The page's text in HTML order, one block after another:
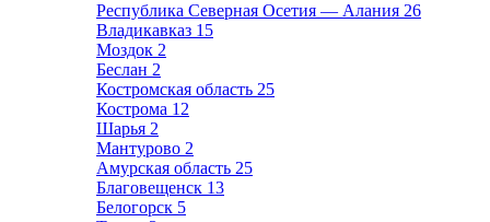
Республика Северная Осетия — Алания 26
Владикавказ 15
Моздок 2
Беслан 2
Костромская область 25
Кострома 12
Шарья 2
Мантурово 2
Амурская область 25
Благовещенск 13
Белогорск 5